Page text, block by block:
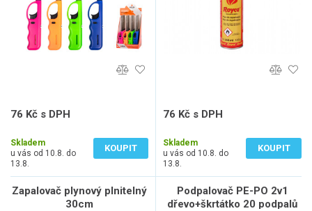
76 Kč s DPH
Skladem
u vás od 10.8. do
13.8.
KOUPIT
76 Kč s DPH
Skladem
u vás od 10.8. do
13.8.
KOUPIT
Zapalovač plynový plnitelný
30cm
Podpalovač PE-PO 2v1
dřevo+škrtátko 20 podpalů